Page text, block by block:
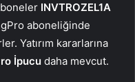
INVTROZEL1A
aboneliğinde
Yatırım kararlarına
İpucu daha mevcut.